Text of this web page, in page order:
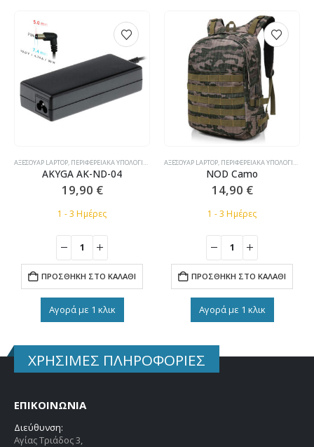
ΤΡΟΦΟΔΟΤΙΚΆ LAPTOP ΣΥΜΒΑΤΆ
ΑΞΕΣΟΥΆΡ LAPTOP, ΠΕΡΙΦΕΡΕΙΑΚΆ ΥΠΟΛΟΓΙΣΤΏΝ ΤΡΟΦΟΔΟΤΙΚΆ LAPTOP ΣΥΜΒΑΤΆ
AKYGA AK-ND-04
19,90 €
1 - 3 Ημέρες
ΠΡΟΣΘΉΚΗ ΣΤΟ ΚΑΛΆΘΙ
Αγορά με 1 κλικ
ΑΞΕΣΟΥΆΡ LAPTOP, ΠΕΡΙΦΕΡΕΙΑΚΆ ΥΠΟΛΟΓΙΣΤΏΝ
NOD Camo
14,90 €
1 - 3 Ημέρες
ΠΡΟΣΘΉΚΗ ΣΤΟ ΚΑΛΆΘΙ
Αγορά με 1 κλικ
ΧΡΗΣΙΜΕΣ ΠΛΗΡΟΦΟΡΙΕΣ
ΕΠΙΚΟΙΝΩΝΙΑ
Διεύθυνση:
Αγίας Τριάδος 3,